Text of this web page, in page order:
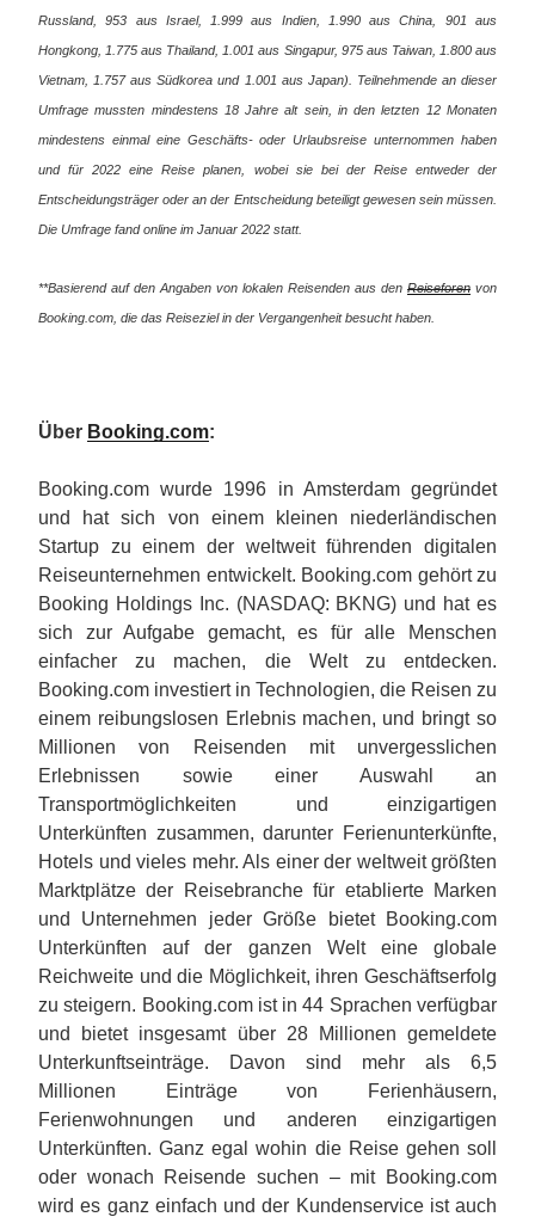
Russland, 953 aus Israel, 1.999 aus Indien, 1.990 aus China, 901 aus
Hongkong, 1.775 aus Thailand, 1.001 aus Singapur, 975 aus Taiwan, 1.800 aus
Vietnam, 1.757 aus Südkorea und 1.001 aus Japan). Teilnehmende an dieser
Umfrage mussten mindestens 18 Jahre alt sein, in den letzten 12 Monaten
mindestens einmal eine Geschäfts- oder Urlaubsreise unternommen haben
und für 2022 eine Reise planen, wobei sie bei der Reise entweder der
Entscheidungsträger oder an der Entscheidung beteiligt gewesen sein müssen.
Die Umfrage fand online im Januar 2022 statt.
**Basierend auf den Angaben von lokalen Reisenden aus den Reiseforen von
Booking.com, die das Reiseziel in der Vergangenheit besucht haben.
Über Booking.com:
Booking.com wurde 1996 in Amsterdam gegründet
und hat sich von einem kleinen niederländischen
Startup zu einem der weltweit führenden digitalen
Reiseunternehmen entwickelt. Booking.com gehört zu
Booking Holdings Inc. (NASDAQ: BKNG) und hat es
sich zur Aufgabe gemacht, es für alle Menschen
einfacher zu machen, die Welt zu entdecken.
Booking.com investiert in Technologien, die Reisen zu
einem reibungslosen Erlebnis machen, und bringt so
Millionen von Reisenden mit unvergesslichen
Erlebnissen sowie einer Auswahl an
Transportmöglichkeiten und einzigartigen
Unterkünften zusammen, darunter Ferienunterkünfte,
Hotels und vieles mehr. Als einer der weltweit größten
Marktplätze der Reisebranche für etablierte Marken
und Unternehmen jeder Größe bietet Booking.com
Unterkünften auf der ganzen Welt eine globale
Reichweite und die Möglichkeit, ihren Geschäftserfolg
zu steigern. Booking.com ist in 44 Sprachen verfügbar
und bietet insgesamt über 28 Millionen gemeldete
Unterkunftseinträge. Davon sind mehr als 6,5
Millionen Einträge von Ferienhäusern,
Ferienwohnungen und anderen einzigartigen
Unterkünften. Ganz egal wohin die Reise gehen soll
oder wonach Reisende suchen – mit Booking.com
wird es ganz einfach und der Kundenservice ist auch